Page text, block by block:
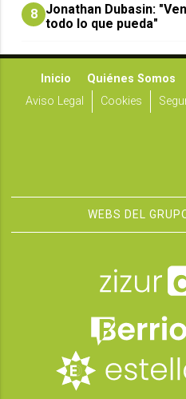
8 Jonathan Dubasin:
todo lo que pueda"
Inicio Quiénes Somos
Aviso Legal
Cookies
WEBS DEL